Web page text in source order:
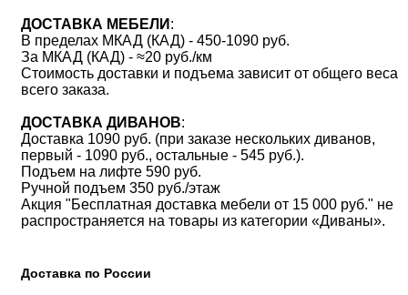
ДОСТАВКА МЕБЕЛИ :
В пределах МКАД (КАД) - 450-1090 руб.
За МКАД (КАД) - ≈20 руб./км
Стоимость доставки и подъема зависит от общего веса
всего заказа.
ДОСТАВКА ДИВАНОВ:
Доставка 1090 руб. (при заказе нескольких диванов,
первый - 1090 руб., остальные - 545 руб.).
Подъем на лифте 590 руб.
Ручной подъем 350 руб./этаж
Акция "Бесплатная доставка мебели от 15 000 руб." не
распространяется на товары из категории «Диваны».
Доставка по России